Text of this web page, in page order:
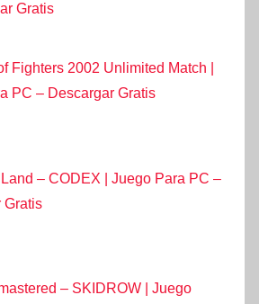
Gratis
Fighters 2002 Unlimited Match |
PC – Descargar Gratis
– CODEX | Juego Para PC –
Gratis
– SKIDROW | Juego